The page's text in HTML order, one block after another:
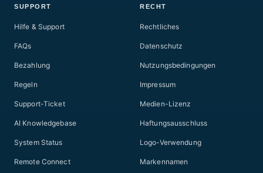
SUPPORT
Hilfe & Support
FAQs
Bezahlung
Regeln
Support-Ticket
AI Knowledgebase
System Status
Remote Connect
RECHT
Rechtliches
Datenschutz
Nutzungsbedingungen
Impressum
Medien-Lizenz
Haftungsausschluss
Logo-Verwendung
Markennamen